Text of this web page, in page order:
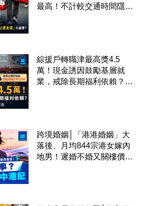
最高！不計較交通時間隱形
綜援戶轉職津最高獎4.5
萬！現金誘因鼓勵基層就
業，戒除長期福利依賴？鄧
跨境婚姻│「港港婚姻」大
落後、月均844宗港女嫁內
地男！遲婚不婚又關樓價